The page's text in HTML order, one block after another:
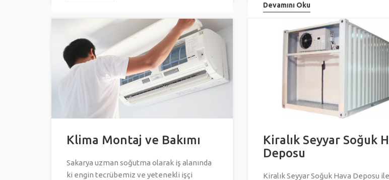
Devamını Oku
Klima Montaj ve Bakımı
Sakarya uzman soğutma olarak iş alanında
ki engin tecrübemiz ve yetenekli işçi
Kiralık Seyyar Soğuk
Deposu
Kiralık Seyyar Soğuk Hava Deposu ile